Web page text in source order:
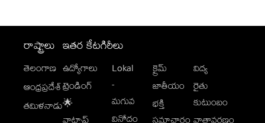
రాష్ట్రాలు
తెలంగాణ
ఆంధ్రప్రదేశ్
తమిళనాడు
ఇతర కేటగిరీలు
ఉద్యోగాలు
ట్రెండింగ్
🌟
Lokal
-
మగువ
వినోదం
క్రైమ్
జాతీయం
భక్తి
విద్య
రైతు
కుటుంబం